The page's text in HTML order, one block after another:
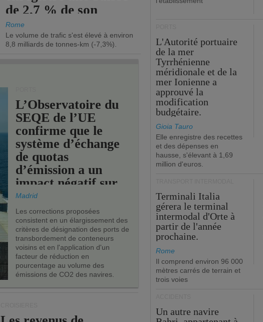
de 2,7 % de son
chiffre d'affaires
opérationnel.
Rome
Le volume de trafic s'est élevé à environ
8,8 milliards de tonnes-km (-7,3%).
L’Observatoire du
SEQE de l’UE
confirme que le
système d’échange
de quotas
d’émission a un
impact négatif sur
les ports de l’UE.
Madrid
Les corrections proposées
consistent en un élargissement des
critères de désignation des ports de
transbordement de conteneurs
voisins et en l'application d'un
facteur de réduction en
pourcentage au volume des
émissions de CO2 des navires.
L'Autorité portuaire
de la mer
Tyrrhénienne
méridionale et de la
mer Ionienne a
approuvé la
modification
budgétaire.
Gioia Tauro
Elle enregistre des recettes
et des dépenses en
hausse, s'élevant à 1,69
million d'euros.
Terminali Italia
gérera le terminal
intermodal d'Orte à
partir de l'année
prochaine.
Rome
Il comprend environ 96 000
mètres carrés de terrain et
trois voies
Un autre navire